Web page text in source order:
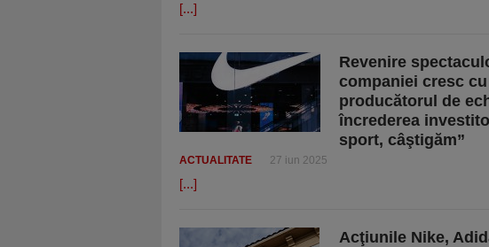
[...]
Revenire
companiei cresc
producătorul de
încrederea
sport, câştigăm”
ACTUALITATE 27 iun 2025
[...]
Acţiunile Nike,